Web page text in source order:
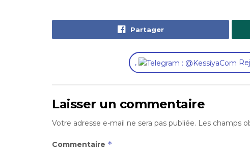
Partager
,
Laisser un commentaire
Votre adresse e-mail ne sera pas publiée. Les champs
Commentaire *